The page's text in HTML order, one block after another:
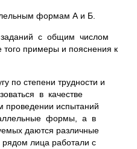
формам А и Б.
заданий с общим числом
примеры и пояснения к
по степени трудности и
в качестве
проведении испытаний
формы, а в
даются различные
лица работали с